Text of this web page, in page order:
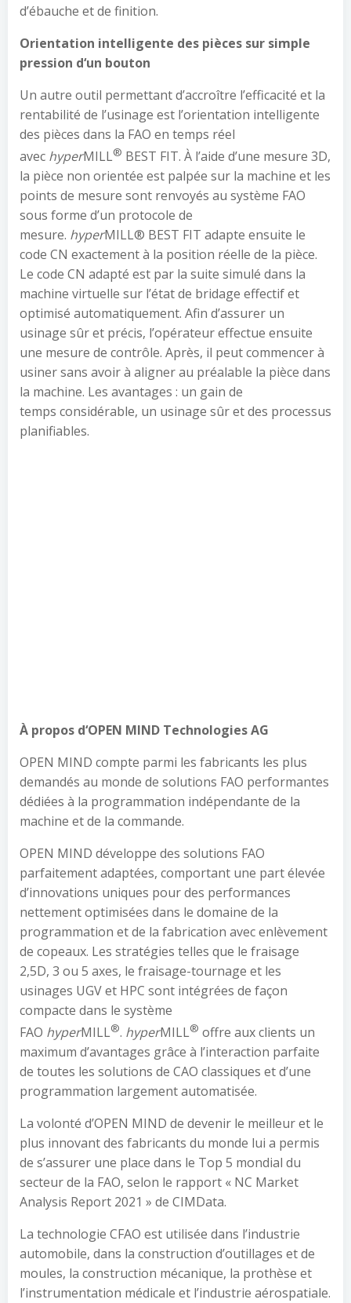
d’ébauche et de finition.
Orientation intelligente des pièces sur simple
pression d‘un bouton
Un autre outil permettant d’accroître l’efficacité et la
rentabilité de l’usinage est l’orientation intelligente
des pièces dans la FAO en temps réel
avec hyperMILL® BEST FIT. À l’aide d’une mesure 3D,
la pièce non orientée est palpée sur la machine et les
points de mesure sont renvoyés au système FAO
sous forme d’un protocole de
mesure. hyperMILL® BEST FIT adapte ensuite le
code CN exactement à la position réelle de la pièce.
Le code CN adapté est par la suite simulé dans la
machine virtuelle sur l’état de bridage effectif et
optimisé automatiquement. Afin d’assurer un
usinage sûr et précis, l’opérateur effectue ensuite
une mesure de contrôle. Après, il peut commencer à
usiner sans avoir à aligner au préalable la pièce dans
la machine. Les avantages : un gain de
temps considérable, un usinage sûr et des processus
planifiables.
À propos d‘OPEN MIND Technologies AG
OPEN MIND compte parmi les fabricants les plus
demandés au monde de solutions FAO performantes
dédiées à la programmation indépendante de la
machine et de la commande.
OPEN MIND développe des solutions FAO
parfaitement adaptées, comportant une part élevée
d’innovations uniques pour des performances
nettement optimisées dans le domaine de la
programmation et de la fabrication avec enlèvement
de copeaux. Les stratégies telles que le fraisage
2,5D, 3 ou 5 axes, le fraisage-tournage et les
usinages UGV et HPC sont intégrées de façon
compacte dans le système
FAO hyperMILL®. hyperMILL® offre aux clients un
maximum d’avantages grâce à l’interaction parfaite
de toutes les solutions de CAO classiques et d’une
programmation largement automatisée.
La volonté d’OPEN MIND de devenir le meilleur et le
plus innovant des fabricants du monde lui a permis
de s’assurer une place dans le Top 5 mondial du
secteur de la FAO, selon le rapport « NC Market
Analysis Report 2021 » de CIMData.
La technologie CFAO est utilisée dans l’industrie
automobile, dans la construction d’outillages et de
moules, la construction mécanique, la prothèse et
l’instrumentation médicale et l’industrie aérospatiale.